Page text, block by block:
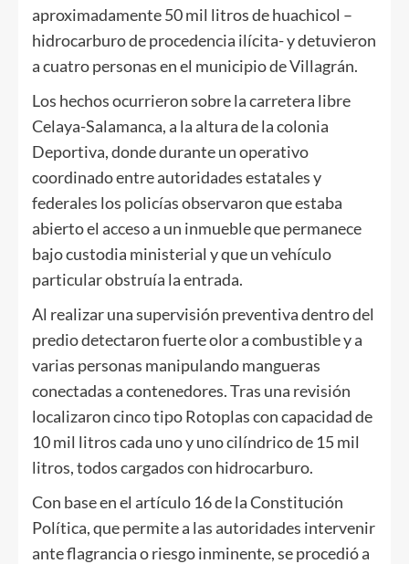
aproximadamente 50 mil litros de huachicol –
hidrocarburo de procedencia ilícita- y detuvieron
a cuatro personas en el municipio de Villagrán.
Los hechos ocurrieron sobre la carretera libre
Celaya-Salamanca, a la altura de la colonia
Deportiva, donde durante un operativo
coordinado entre autoridades estatales y
federales los policías observaron que estaba
abierto el acceso a un inmueble que permanece
bajo custodia ministerial y que un vehículo
particular obstruía la entrada.
Al realizar una supervisión preventiva dentro del
predio detectaron fuerte olor a combustible y a
varias personas manipulando mangueras
conectadas a contenedores. Tras una revisión
localizaron cinco tipo Rotoplas con capacidad de
10 mil litros cada uno y uno cilíndrico de 15 mil
litros, todos cargados con hidrocarburo.
Con base en el artículo 16 de la Constitución
Política, que permite a las autoridades intervenir
ante flagrancia o riesgo inminente, se procedió a